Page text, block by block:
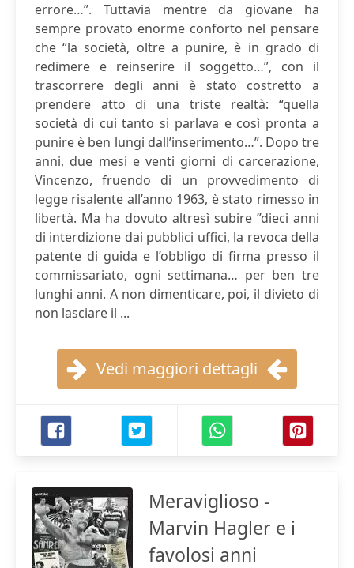
errore…”. Tuttavia mentre da giovane ha
sempre provato enorme conforto nel pensare
che “la società, oltre a punire, è in grado di
redimere e reinserire il soggetto…”, con il
trascorrere degli anni è stato costretto a
prendere atto di una triste realtà: “quella
società di cui tanto si parlava e così pronta a
punire è ben lungi dall’inserimento…”. Dopo tre
anni, due mesi e venti giorni di carcerazione,
Vincenzo, fruendo di un provvedimento di
legge risalente all’anno 1963, è stato rimesso in
libertà. Ma ha dovuto altresì subire ”dieci anni
di interdizione dai pubblici uffici, la revoca della
patente di guida e l’obbligo di firma presso il
commissariato, ogni settimana… per ben tre
lunghi anni. A non dimenticare, poi, il divieto di
non lasciare il ...
Vedi maggiori dettagli
Meraviglioso -
Marvin Hagler e i
favolosi anni